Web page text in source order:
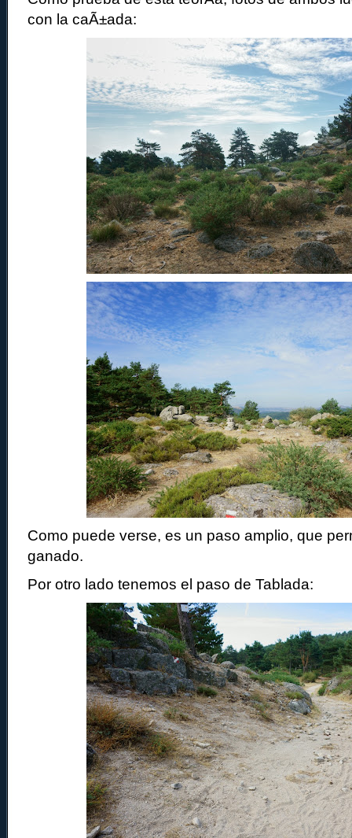
con la caÃ±ada:
Como puede verse, es un paso amplio, que
ganado.
Por otro lado tenemos el paso de Tablada: